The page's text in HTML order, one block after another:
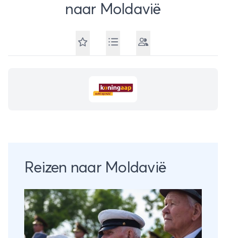
naar Moldavië
Reizen naar Moldavië